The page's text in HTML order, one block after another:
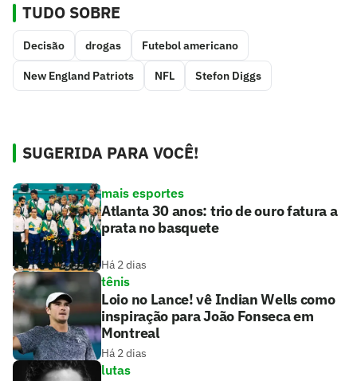
TUDO SOBRE
Decisão drogas Futebol americano
New England Patriots NFL Stefon Diggs
SUGERIDA PARA VOCÊ!
mais esportes
Atlanta 30 anos: trio de ouro fatura a
prata no basquete
Há 2 dias
tênis
Loio no Lance! vê Indian Wells como
inspiração para João Fonseca em
Montreal
Há 2 dias
lutas